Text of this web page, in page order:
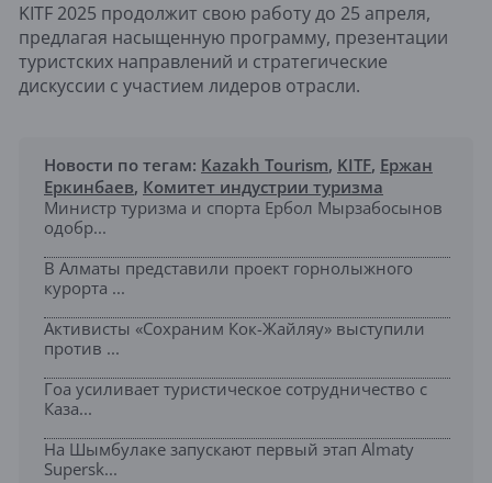
KITF 2025 продолжит свою работу до 25 апреля,
предлагая насыщенную программу, презентации
туристских направлений и стратегические
дискуссии с участием лидеров отрасли.
Новости по тегам: Kazakh Tourism, KITF, Ержан
Еркинбаев, Комитет индустрии туризма
Министр туризма и спорта Ербол Мырзабосынов
одобр...
В Алматы представили проект горнолыжного
курорта ...
Активисты «Сохраним Кок-Жайляу» выступили
против ...
Гоа усиливает туристическое сотрудничество с
Каза...
На Шымбулаке запускают первый этап Almaty
Supersk...